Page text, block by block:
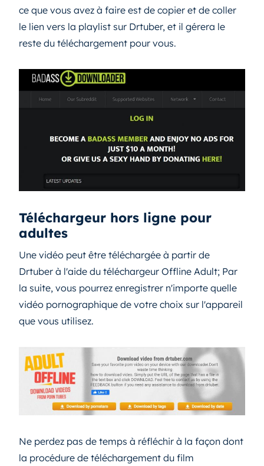
ce que vous avez à faire est de copier et de coller
le lien vers la playlist sur Drtuber, et il gérera le
reste du téléchargement pour vous.
Téléchargeur hors ligne pour
adultes
Une vidéo peut être téléchargée à partir de
Drtuber à l'aide du téléchargeur Offline Adult; Par
la suite, vous pourrez enregistrer n'importe quelle
vidéo pornographique de votre choix sur l'appareil
que vous utilisez.
Ne perdez pas de temps à réfléchir à la façon dont
la procédure de téléchargement du film